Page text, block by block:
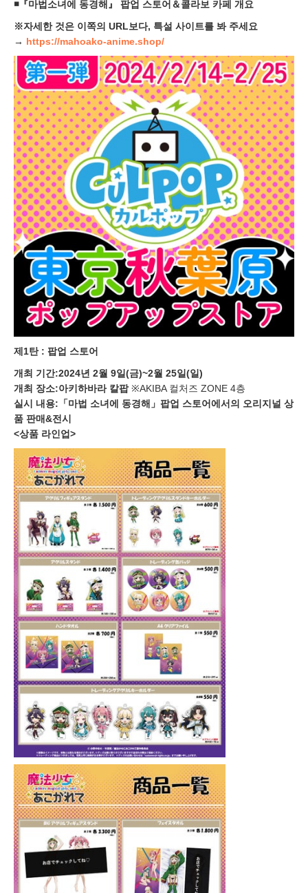
◾️『마법소녀에 동경해』 팝업 스토어＆콜라보 카페 개요
※자세한 것은 이쪽의 URL보다, 특설 사이트를 봐 주세요
→ https://mahoako-anime.shop/
제1탄 : 팝업 스토어
개최 기간:2024년 2월 9일(금)~2월 25일(일)
개최 장소:아키하바라 칼팝※AKIBA 컬처즈 ZONE 4층
실시 내용:「마법 소녀에 동경해」팝업 스토어에서의 오리지널 상
품 판매&전시
<상품 라인업>